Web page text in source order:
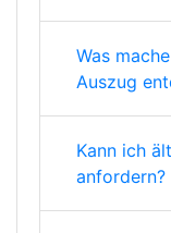
Was
Auszug
Kann ich
anfordern?